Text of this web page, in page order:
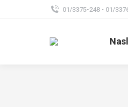
01/3375-248 - 01/